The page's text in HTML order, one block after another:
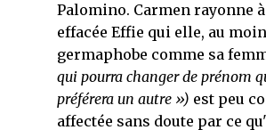
Palomino. Carmen rayonne
effacée Effie qui elle, au
germaphobe comme sa
qui pourra changer de prénom
préférera un autre ») est peu
affectée sans doute par ce